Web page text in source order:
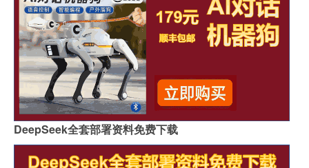
DeepSeek全套部署资料免费下载